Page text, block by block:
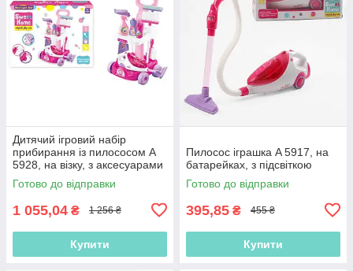
Дитячий ігровий набір
прибирання із пилососом A
5928, на візку, з аксесуарами
Готово до відправки
1 055,04 ₴ 1 256 ₴
Купити
Пилосос іграшка A 5917, на
батарейках, з підсвіткою
Готово до відправки
395,85 ₴ 455 ₴
Купити